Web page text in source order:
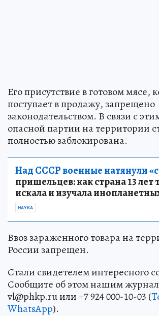
Его присутствие в готовом мясе,
поступает в продажу, запрещено
законодательством. В связи с
опасной партии на территории
полностью заблокирована.
Над СССР военные натянули
пришельцев: как страна 13 лет
искала и изучала
НАУКА
Ввоз зараженного товара на
России запрещен.
Стали свидетелем интересного
Сообщите об этом нашим
vl@phkp.ru или +7 924 000-10-03 (
WhatsApp).